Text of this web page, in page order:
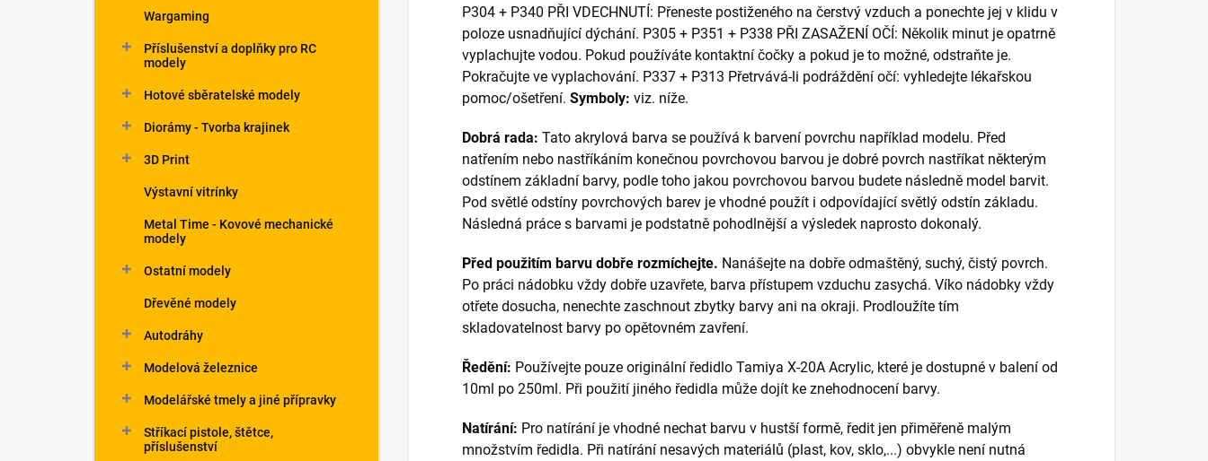
Wargaming
Příslušenství a doplňky pro RC
modely
Hotové sběratelské modely
Diorámy - Tvorba krajinek
3D Print
Výstavní vitrínky
Metal Time - Kovové mechanické
modely
Ostatní modely
Dřevěné modely
Autodráhy
Modelová železnice
Modelářské tmely a jiné přípravky
Stříkací pistole, štětce,
příslušenství
P304 + P340 PŘI VDECHNUTÍ: Přeneste postiženého na čerstvý vzduch a ponechte jej v klidu v
poloze usnadňující dýchání. P305 + P351 + P338 PŘI ZASAŽENÍ OČÍ: Několik minut je opatrně
vyplachujte vodou. Pokud používáte kontaktní čočky a pokud je to možné, odstraňte je.
Pokračujte ve vyplachování. P337 + P313 Přetrvává-li podráždění očí: vyhledejte lékařskou
pomoc/ošetření. Symboly: viz. níže.
Dobrá rada: Tato akrylová barva se používá k barvení povrchu například modelu. Před
natřením nebo nastříkáním konečnou povrchovou barvou je dobré povrch nastříkat některým
odstínem základní barvy, podle toho jakou povrchovou barvou budete následně model barvit.
Pod světlé odstíny povrchových barev je vhodné použít i odpovídající světlý odstín základu.
Následná práce s barvami je podstatně pohodlnější a výsledek naprosto dokonalý.
Před použitím barvu dobře rozmíchejte. Nanášejte na dobře odmaštěný, suchý, čistý povrch.
Po práci nádobku vždy dobře uzavřete, barva přístupem vzduchu zasychá. Víko nádobky vždy
otřete dosucha, nenechte zaschnout zbytky barvy ani na okraji. Prodloužíte tím
skladovatelnost barvy po opětovném zavření.
Ředění: Používejte pouze originální ředidlo Tamiya X-20A Acrylic, které je dostupné v balení od
10ml po 250ml. Při použití jiného ředidla může dojít ke znehodnocení barvy.
Natírání: Pro natírání je vhodné nechat barvu v hustší formě, ředit jen přiměřeně malým
množstvím ředidla. Při natírání nesavých materiálů (plast, kov, sklo,...) obvykle není nutná